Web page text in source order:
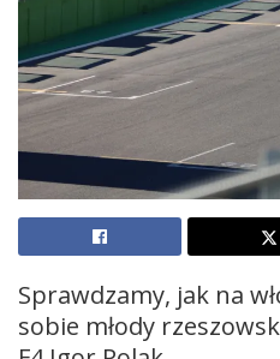
Sprawdzamy, jak na
sobie młody